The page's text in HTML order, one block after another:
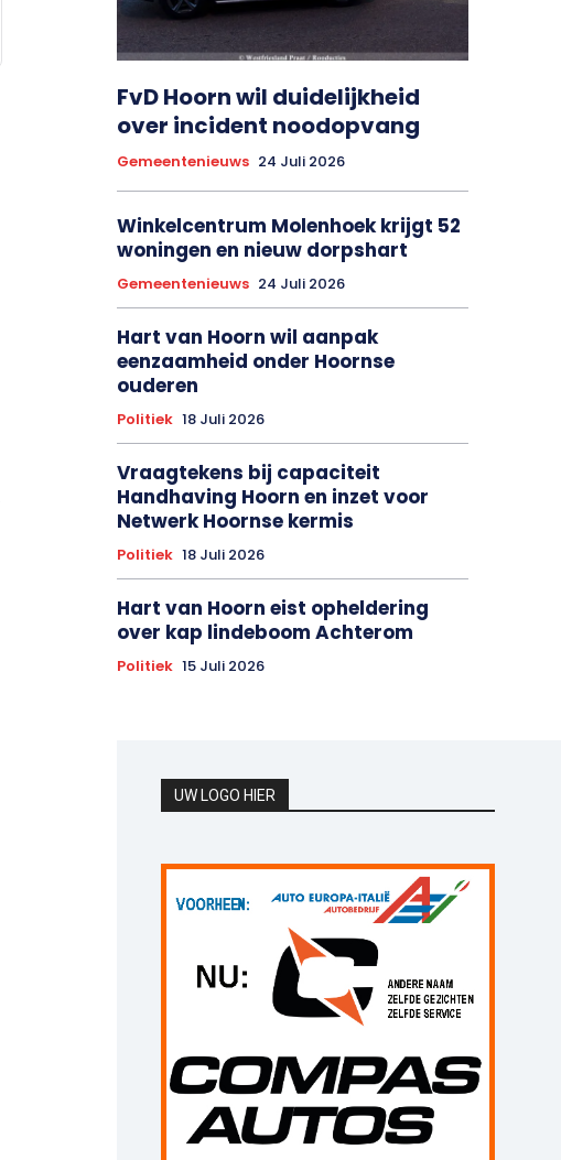
FvD Hoorn wil duidelijkheid
over incident noodopvang
Gemeentenieuws 24 Juli 2026
Winkelcentrum Molenhoek krijgt 52
woningen en nieuw dorpshart
Gemeentenieuws 24 Juli 2026
Hart van Hoorn wil aanpak
eenzaamheid onder Hoornse
ouderen
Politiek 18 Juli 2026
Vraagtekens bij capaciteit
Handhaving Hoorn en inzet voor
Netwerk Hoornse kermis
Politiek 18 Juli 2026
Hart van Hoorn eist opheldering
over kap lindeboom Achterom
Politiek 15 Juli 2026
UW LOGO HIER